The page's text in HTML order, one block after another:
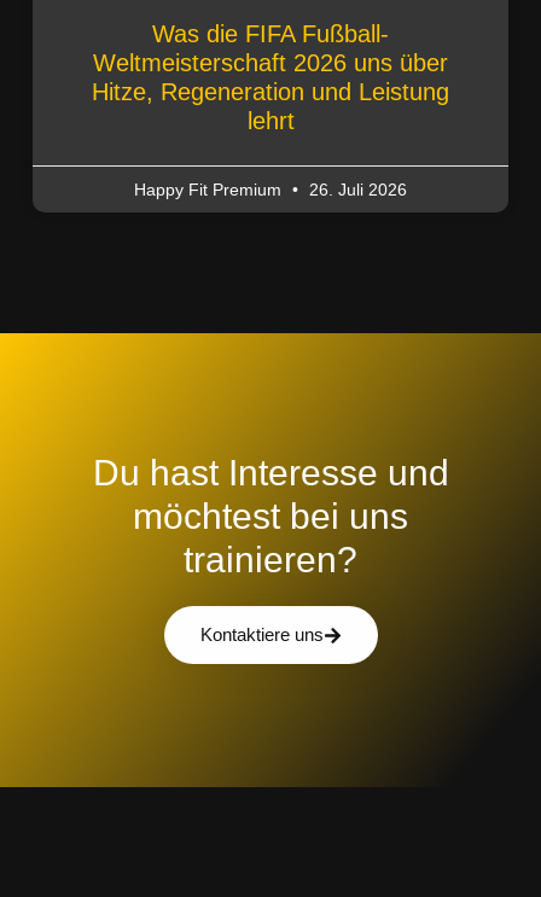
Was die FIFA Fußball-
Weltmeisterschaft 2026 uns über
Hitze, Regeneration und Leistung
lehrt
Happy Fit Premium 26. Juli 2026
Du hast Interesse und
möchtest bei uns
trainieren?
Kontaktiere uns